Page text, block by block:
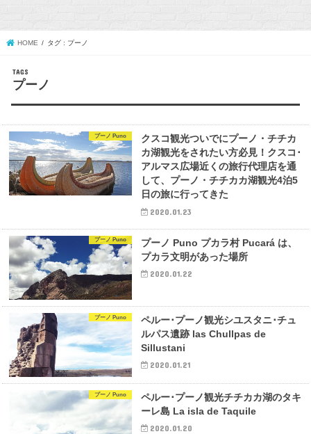
HOME タグ : プーノ
プーノ
プーノ Puno
クスコ観光ついでにプーノ・チチカ
カ湖観光をされたい方必見！クスコ･
アルマス広場近くの旅行代理店を通
して、プーノ・チチカカ湖観光4泊5
日の旅に行ってきた
2020.01.23
プーノ Puno
プーノ Puno プカラ村 Pucará は、
プカラ文明があった場所
2020.01.22
プーノ Puno
ペルー･プーノ観光シユスタニ･チュ
ルパス遺跡 las Chullpas de
Sillustani
2020.01.21
プーノ Puno
ペルー･プーノ観光チチカカ湖のタキ
ーレ島 La isla de Taquile
2020.01.20